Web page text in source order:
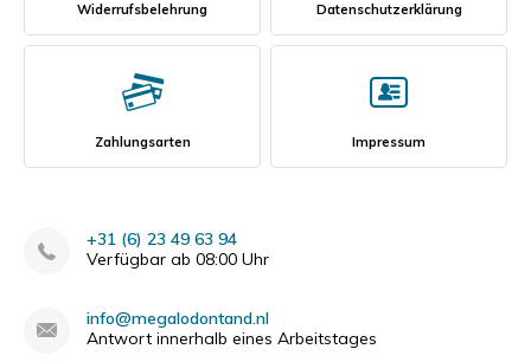
Widerrufsbelehrung Datenschutzerklärung
Zahlungsarten Impressum
+31 (6) 23 49 63 94
Verfügbar ab 08:00 Uhr
info@megalodontand.nl
Antwort innerhalb eines Arbeitstages